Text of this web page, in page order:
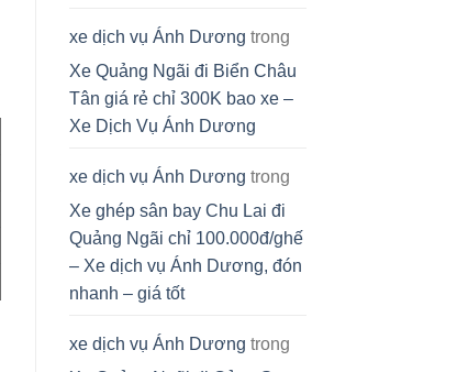
xe dịch vụ Ánh Dương trong
Xe Quảng Ngãi đi Biển Châu
Tân giá rẻ chỉ 300K bao xe –
Xe Dịch Vụ Ánh Dương
xe dịch vụ Ánh Dương trong
Xe ghép sân bay Chu Lai đi
Quảng Ngãi chỉ 100.000đ/ghế
– Xe dịch vụ Ánh Dương, đón
nhanh – giá tốt
xe dịch vụ Ánh Dương trong